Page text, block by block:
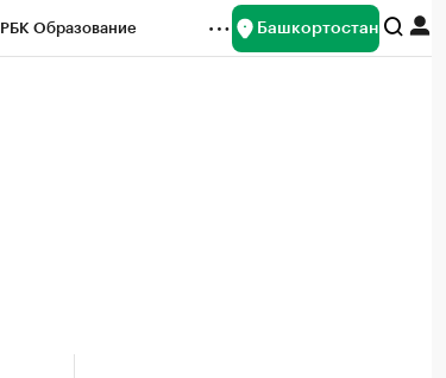
РБК Образование Башкортостан